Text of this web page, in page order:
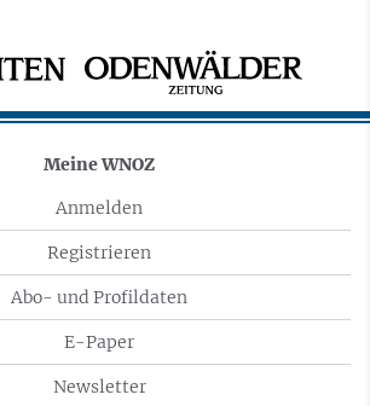
Meine WNOZ
Anmelden
Registrieren
Abo- und Profildaten
E-Paper
Newsletter